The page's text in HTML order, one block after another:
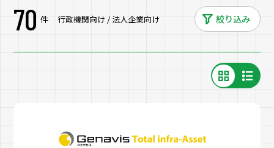
70 件 行政機関向け / 法人企業向け 絞り込み